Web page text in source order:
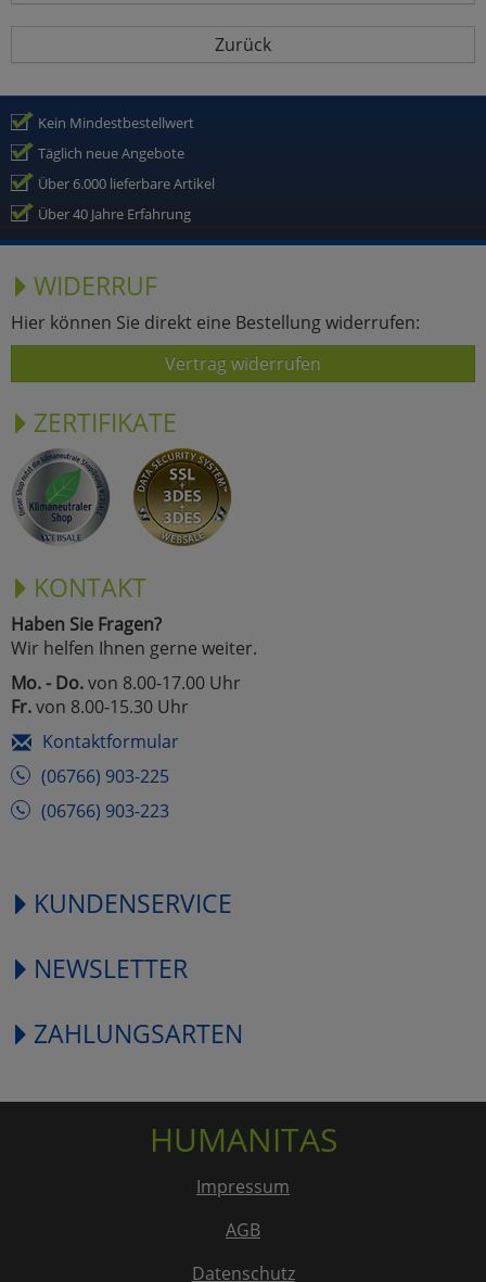
Zurück
Kein Mindestbestellwert
Täglich neue Angebote
Über 6.000 lieferbare Artikel
Über 40 Jahre Erfahrung
WIDERRUF
Hier können Sie direkt eine Bestellung widerrufen:
Vertrag widerrufen
ZERTIFIKATE
KONTAKT
Haben Sie Fragen?
Wir helfen Ihnen gerne weiter.
Mo. - Do.von 8.00-17.00 Uhr
Fr.von 8.00-15.30 Uhr
Kontaktformular
(06766) 903-225
(06766) 903-223
KUNDENSERVICE
NEWSLETTER
ZAHLUNGSARTEN
HUMANITAS
Impressum
AGB
Datenschutz